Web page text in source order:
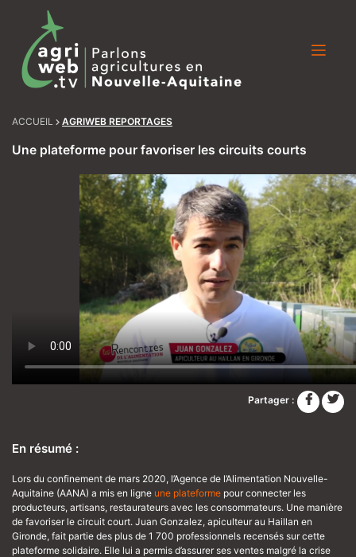
ACCUEIL AGRIWEB REPORTAGES
Une plateforme pour favoriser les circuits courts
Partager :
En résumé :
Lors du confinement de mars 2020, l’Agence de l’Alimentation Nouvelle-
Aquitaine (AANA) a mis en ligne une plateforme pour connecter les
producteurs, artisans, restaurateurs avec les consommateurs. Une manière
de favoriser le circuit court. Juan Gonzalez, apiculteur au Haillan en
Gironde, fait partie des plus de 1 700 professionnels recensés sur cette
plateforme solidaire. Elle lui a permis d’assurer ses ventes malgré la crise